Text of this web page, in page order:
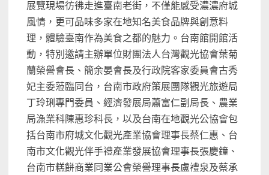
展覽現場彷彿走進臺南老街，不僅能感受濃濃府城
風情，更可品味多家在地知名美食品牌與創意料
理，體驗臺南作為美食之都的魅力。台南館開館活
動，特別邀請主辦單位財團法人台灣觀光協會葉菊
蘭榮譽會長、簡余晏會長及行政院客家委員會古秀
妃主委蒞臨同台，台南市政府策展團隊觀光旅遊局
丁玲琍專門委員、經濟發展局蕭富仁副局長、農業
局漁業科陳惠珍科長，以及台南在地觀光公協會包
括台南市府城文化觀光產業協會理事長蔡仁惠、台
南市文化觀光伴手禮產業發展協會理事長張慶鐘、
台南市糕餅商業同業公會榮譽理事長盧禮泉及蔡承